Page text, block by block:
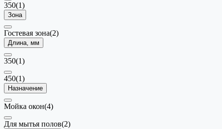
350(1)
Зона
Гостевая зона(2)
Длина, мм
350(1)
450(1)
Назначение
Мойка окон(4)
Для мытья полов(2)